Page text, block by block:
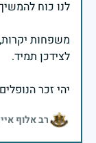
משפחות
יהי זכר
רב אלוף